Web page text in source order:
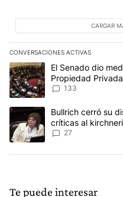
CARGAR
CONVERSACIONES ACTIVAS
Este listado muestra los
Un artículo de tendencia
El Senado dio
Propiedad
Ley del Manejo del
133
Un artículo de tendencia
Bullrich cerró su
críticas al
Capitanich al que
27